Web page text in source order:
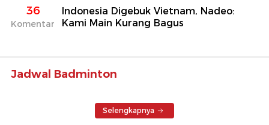
36
Komentar
Indonesia Digebuk Vietnam, Nadeo:
Kami Main Kurang Bagus
Jadwal Badminton
Selengkapnya